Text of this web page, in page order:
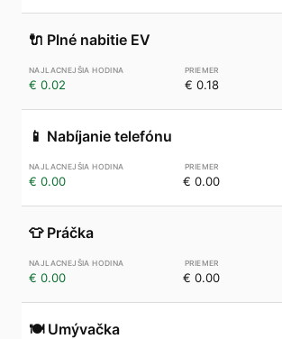
🔌 Plné nabitie EV
€ 0.02 € 0.18
📱 Nabíjanie telefónu
€ 0.00 € 0.00
👕 Práčka
€ 0.00 € 0.00
🍽️ Umývačka